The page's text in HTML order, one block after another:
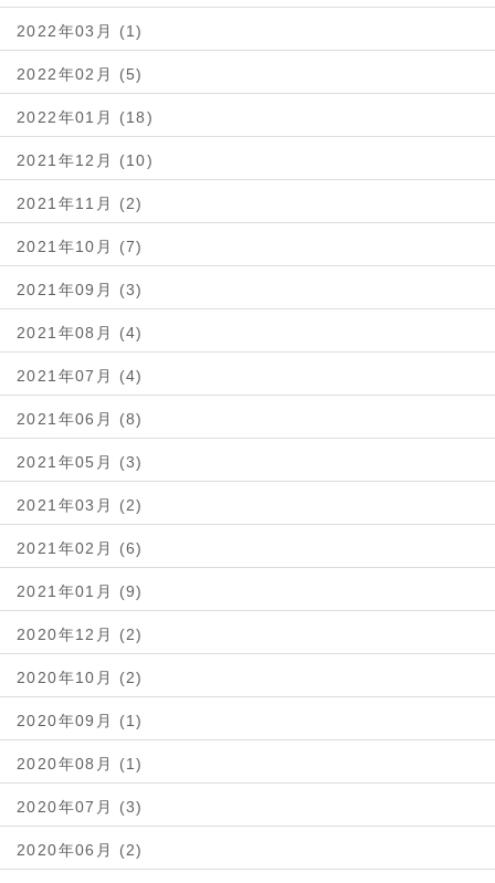
2022年03月 (1)
2022年02月 (5)
2022年01月 (18)
2021年12月 (10)
2021年11月 (2)
2021年10月 (7)
2021年09月 (3)
2021年08月 (4)
2021年07月 (4)
2021年06月 (8)
2021年05月 (3)
2021年03月 (2)
2021年02月 (6)
2021年01月 (9)
2020年12月 (2)
2020年10月 (2)
2020年09月 (1)
2020年08月 (1)
2020年07月 (3)
2020年06月 (2)